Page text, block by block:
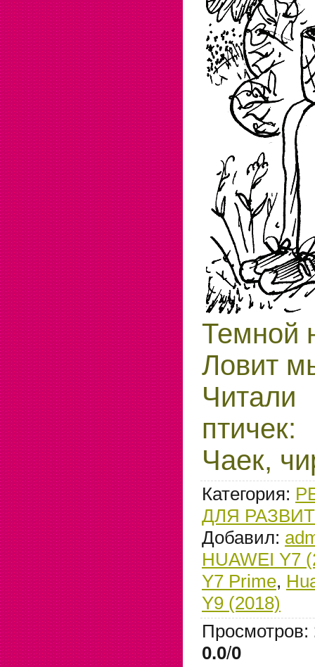
Темной
Ловит
птичек:
Чаек,
Категория:
ДЛЯ
Добавил:
HUAWEI Y7
Y7 Prime,
Y9 (2018)
Просмотров:
0.0/0